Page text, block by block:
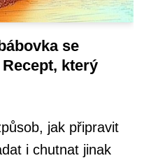
se
který
jak připravit
i chutnat jinak